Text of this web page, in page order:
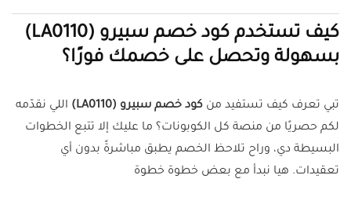
كيف تستخدم كود خصم سبيرو (LA0110)
بسهولة وتحصل على خصمك فورًا؟
تبي تعرف كيف تستفيد من كود خصم سبيرو (LA0110)
اللي نقدّمه
لكم حصريًا من منصة كل الكوبونات؟ ما عليك إلا تتبع الخطوات
البسيطة دي، وراح تلاحظ الخصم يطبق مباشرةً بدون أي
تعقيدات. هيا نبدأ مع بعض خطوة خطوة